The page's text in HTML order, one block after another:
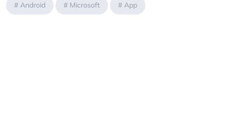
# Android # Microsoft # App